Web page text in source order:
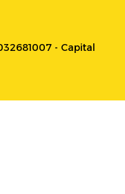
- Capital